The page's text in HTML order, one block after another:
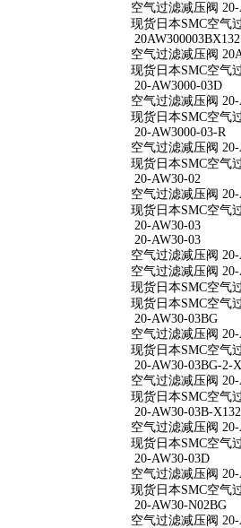
空气过滤减压阀 20-
现货日本SMC空气
20AW300003BX132
空气过滤减压阀
现货日本SMC空气
20-AW3000-03D
空气过滤减压阀 20-
现货日本SMC空气
20-AW3000-03-R
空气过滤减压阀 20-
现货日本SMC空气
20-AW30-02
空气过滤减压阀 20-
现货日本SMC空气
20-AW30-03
20-AW30-03
空气过滤减压阀 20-
空气过滤减压阀 20-
现货日本SMC空气
现货日本SMC空气
20-AW30-03BG
空气过滤减压阀 20-
现货日本SMC空气
20-AW30-03BG-2-
空气过滤减压阀
现货日本SMC空气
20-AW30-03B-X132
空气过滤减压阀
现货日本SMC空气
20-AW30-03D
空气过滤减压阀
现货日本SMC空气
20-AW30-N02BG
空气过滤减压阀